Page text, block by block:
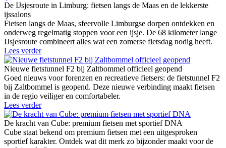
De IJsjesroute in Limburg: fietsen langs de Maas en de lekkerste
ijssalons
Fietsen langs de Maas, sfeervolle Limburgse dorpen ontdekken en
onderweg regelmatig stoppen voor een ijsje. De 68 kilometer lange
IJsjesroute combineert alles wat een zomerse fietsdag nodig heeft.
Lees verder
Nieuwe fietstunnel F2 bij Zaltbommel officieel geopend
Goed nieuws voor forenzen en recreatieve fietsers: de fietstunnel F2
bij Zaltbommel is geopend. Deze nieuwe verbinding maakt fietsen
in de regio veiliger en comfortabeler.
Lees verder
De kracht van Cube: premium fietsen met sportief DNA
Cube staat bekend om premium fietsen met een uitgesproken
sportief karakter. Ontdek wat dit merk zo bijzonder maakt voor de